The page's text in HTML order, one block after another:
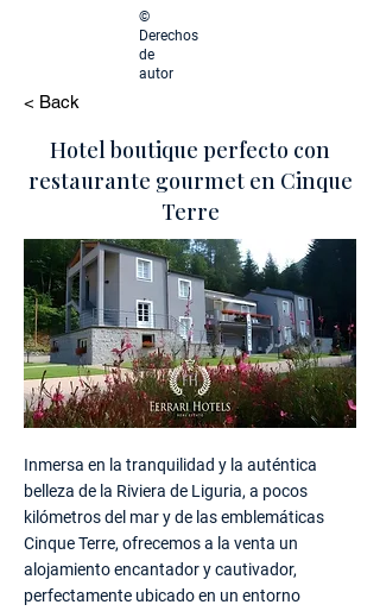
©
Derechos
de
autor
< Back
Hotel boutique perfecto con
restaurante gourmet en Cinque
Terre
Inmersa en la tranquilidad y la auténtica
belleza de la Riviera de Liguria, a pocos
kilómetros del mar y de las emblemáticas
Cinque Terre, ofrecemos a la venta un
alojamiento encantador y cautivador,
perfectamente ubicado en un entorno